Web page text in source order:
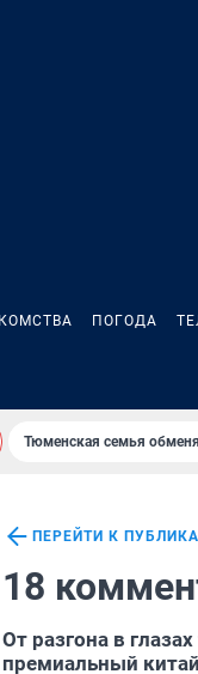
ПОГОДА
Тюменская семья
ПЕРЕЙТИ К
18
От разгона в
премиальный